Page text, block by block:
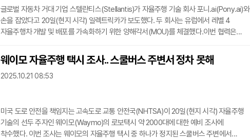
글로벌 자동차 거대 기업 스텔란티스(Stellantis)가 자율주행 기술 회사 포니.ai(Pony.ai)와
손을 잡았다고 20일(현지 시각) 일렉트릭카가 보도했다. 두 회사는 유럽에서 레벨 4
자율주행차 개발 및 배포를 가속화하기 위한 양해각서(MOU)를 체결했다.이번 협력은
도시 모빌리티 솔루션에 초점을 맞춘다.포니.ai의 첨단 자율주행 소프트웨어가
스텔란티스의 K0 AV-Ready 플랫폼(BEV 버전)에 통합될 예정이다. K0 플랫폼은
스텔란티스의 중형 밴에 사용된다. 이 결합은 안전하고 확장 가능한 도시 모빌리티
웨이모 자율주행 택시 조사.. 스쿨버스 주변서 정차 못해
2025.10.21 08:53
미국 도로 안전을 책임지는 고속도로 교통 안전국(NHTSA)이 20일(현지 시각) 자율주행
기술의 선두 주자인 웨이모(Waymo)의 로보택시 약 2000대에 대한 예비 조사에
착수했다. 이번 조사는 웨이모의 자율주행 택시 중 하나가 정지된 스쿨버스 주변에서